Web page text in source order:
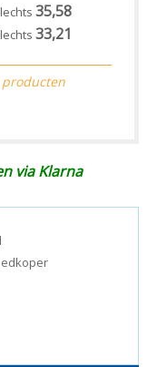
35,58
33,21
via Klarna